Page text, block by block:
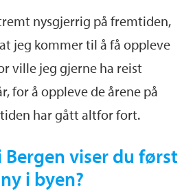
nysgjerrig på fremtiden,
jeg kommer til å få oppleve
ville jeg gjerne ha reist
for å oppleve de årene på
har gått altfor fort.
viser du først
i byen?